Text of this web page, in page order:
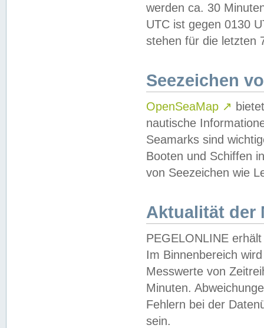
werden ca. 30
UTC ist gegen 0130
stehen für die letzten
Seezeichen
OpenSeaMap ↗
nautische
Seamarks sind
Booten und Schiffen
von Seezeichen wie
Aktualität der
PEGELONLINE
Im Binnenbereich
Messwerte von
Minuten.
Fehlern bei der
sein.